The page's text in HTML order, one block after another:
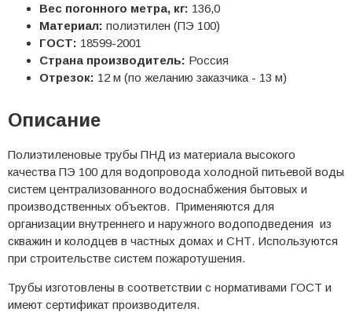
Вес погонного метра, кг: 136,0
Материал: полиэтилен (ПЭ 100)
ГОСТ: 18599-2001
Страна производитель: Россия
Отрезок: 12 м (по желанию заказчика - 13 м)
Описание
Полиэтиленовые трубы ПНД из материала высокого
качества ПЭ 100 для водопровода холодной питьевой воды
систем централизованного водоснабжения бытовых и
производственных объектов. Применяются для
организации внутреннего и наружного водоподведения из
скважин и колодцев в частных домах и СНТ. Используются
при строительстве систем пожаротушения.
Трубы изготовлены в соответствии с нормативами ГОСТ и
имеют сертификат производителя.